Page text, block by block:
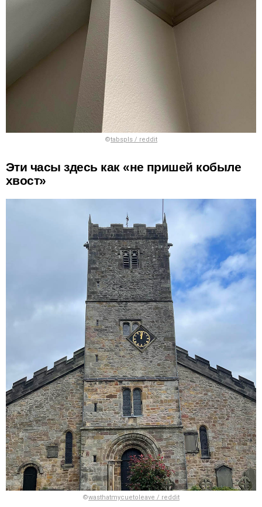
©tabspls / reddit
Эти часы здесь как «не пришей кобыле
хвост»
©wasthatmycuetoleave / reddit